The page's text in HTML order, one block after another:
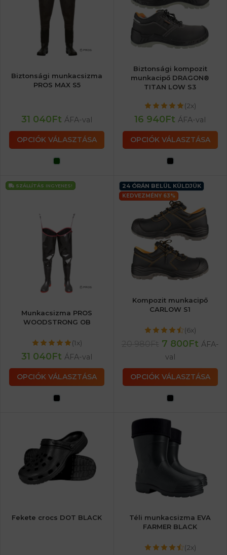
Biztonsági munkacsizma
PROS MAX S5
31 040Ft ÁFA-val
OPCIÓK VÁLASZTÁSA
Biztonsági kompozit
munkacipő DRAGON®
TITAN LOW S3
(2x)
16 940Ft ÁFA-val
OPCIÓK VÁLASZTÁSA
SZÁLLÍTÁS INGYENES!
Munkacsizma PROS
WOODSTRONG OB
(1x)
31 040Ft ÁFA-val
OPCIÓK VÁLASZTÁSA
24 ÓRÁN BELÜL KÜLDJÜK
KEDVEZMÉNY 63%
Kompozit munkacipő
CARLOW S1
(6x)
7 800Ft ÁFA-
val
OPCIÓK VÁLASZTÁSA
Fekete crocs DOT BLACK
Téli munkacsizma EVA
FARMER BLACK
(2x)